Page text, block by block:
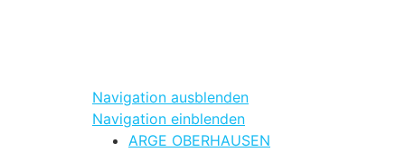
Navigation ausblenden
Navigation einblenden
ARGE OBERHAUSEN